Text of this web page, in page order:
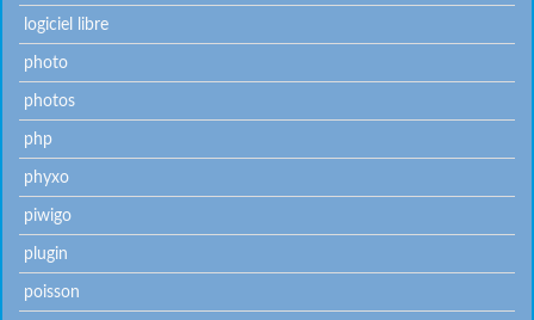
logiciel libre
photo
photos
php
phyxo
piwigo
plugin
poisson